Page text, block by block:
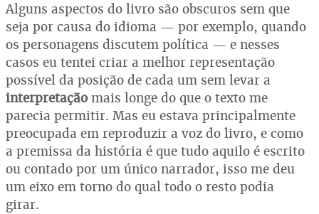
Alguns aspectos do livro são obscuros sem que
seja por causa do idioma — por exemplo, quando
os personagens discutem política — e nesses
casos eu tentei criar a melhor representação
possível da posição de cada um sem levar a
interpretação mais longe do que o texto me
parecia permitir. Mas eu estava principalmente
preocupada em reproduzir a voz do livro, e como
a premissa da história é que tudo aquilo é escrito
ou contado por um único narrador, isso me deu
um eixo em torno do qual todo o resto podia
girar.